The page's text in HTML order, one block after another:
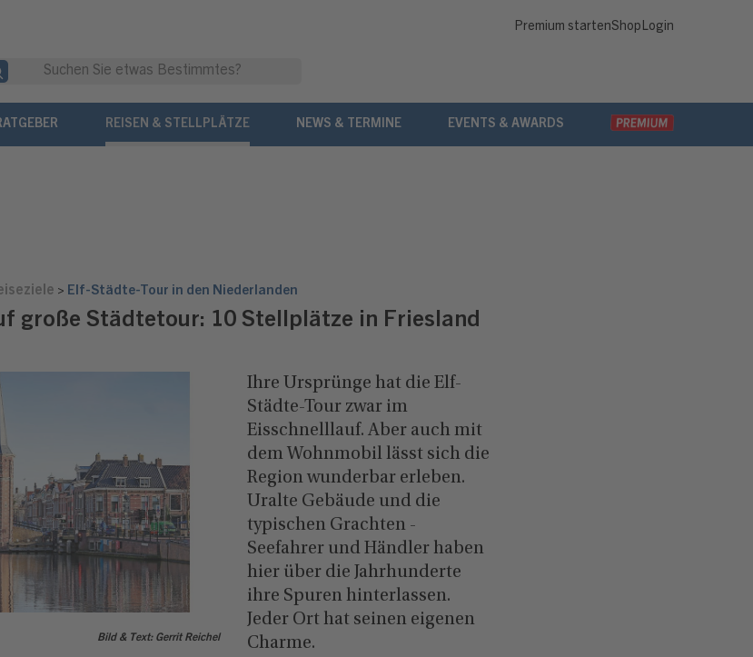
Premium startenShop Login
REISEN & STELLPLÄTZE NEWS & TERMINE EVENTS & AWARDS
> Elf-Städte-Tour in den Niederlanden
große Städtetour: 10 Stellplätze in Friesland
Bild & Text: Gerrit Reichel
Ihre Ursprünge hat die Elf-
Städte-Tour zwar im
Eisschnelllauf. Aber auch mit
dem Wohnmobil lässt sich die
Region wunderbar erleben.
Uralte Gebäude und die
typischen Grachten -
Seefahrer und Händler haben
hier über die Jahrhunderte
ihre Spuren hinterlassen.
Jeder Ort hat seinen eigenen
Charme.